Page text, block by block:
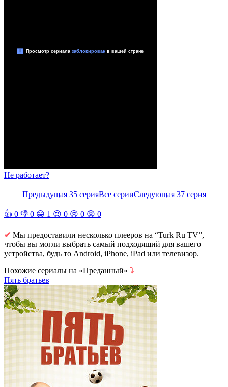
Не работает?
Предыдущая 35 серияВсе серииСледующая 37 серия
👍 0 👎 0 😁 1 😍 0 😢 0 😡 0
✔ Мы предоставили несколько плееров на “Turk Ru TV”,
чтобы вы могли выбрать самый подходящий для вашего
устройства, будь то Android, iPhone, iPad или телевизор.
Похожие сериалы на «Преданный» ⤵
Пять братьев